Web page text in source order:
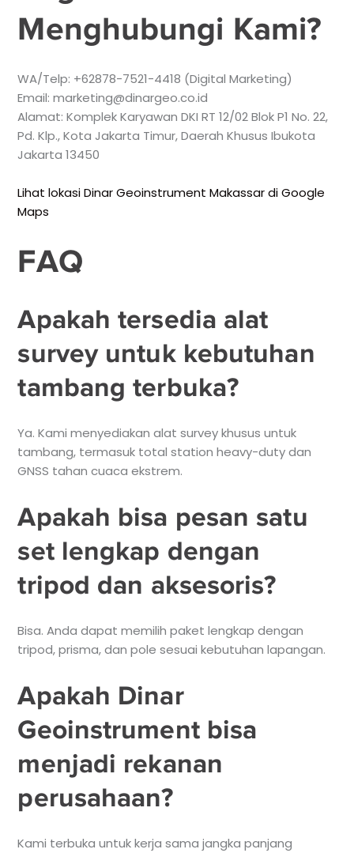
Menghubungi Kami?
WA/Telp: +62878-7521-4418 (Digital Marketing)
Email: marketing@dinargeo.co.id
Alamat: Komplek Karyawan DKI RT 12/02 Blok P1 No. 22,
Pd. Klp., Kota Jakarta Timur, Daerah Khusus Ibukota
Jakarta 13450
Lihat lokasi Dinar Geoinstrument Makassar di Google
Maps
FAQ
Apakah tersedia alat
survey untuk kebutuhan
tambang terbuka?
Ya. Kami menyediakan alat survey khusus untuk
tambang, termasuk total station heavy-duty dan
GNSS tahan cuaca ekstrem.
Apakah bisa pesan satu
set lengkap dengan
tripod dan aksesoris?
Bisa. Anda dapat memilih paket lengkap dengan
tripod, prisma, dan pole sesuai kebutuhan lapangan.
Apakah Dinar
Geoinstrument bisa
menjadi rekanan
perusahaan?
Kami terbuka untuk kerja sama jangka panjang